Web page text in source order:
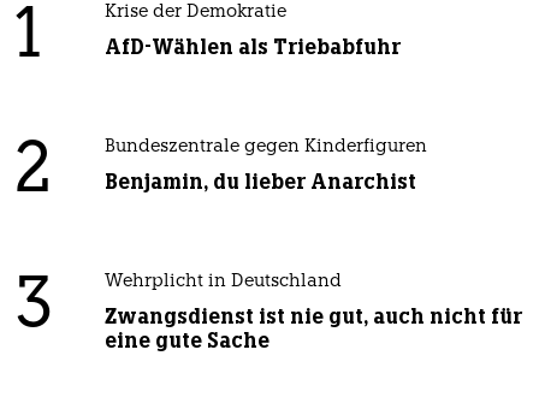
1 Krise der Demokratie
AfD-Wählen als Triebabfuhr
2 Bundeszentrale gegen Kinderfiguren
Benjamin, du lieber Anarchist
3 Wehrplicht in Deutschland
Zwangsdienst ist nie gut, auch nicht für
eine gute Sache